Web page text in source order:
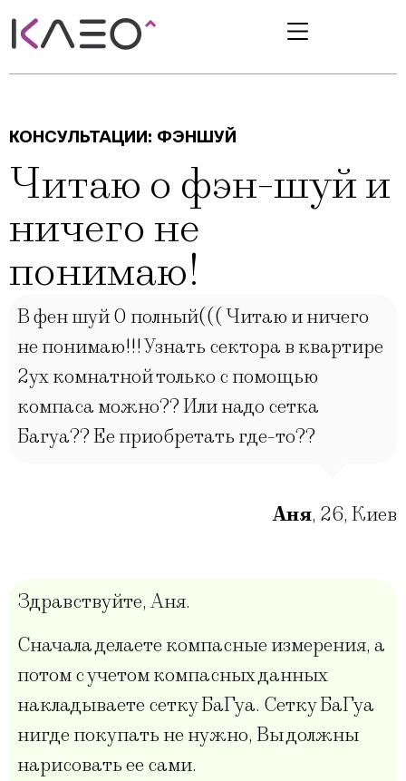
КОНСУЛЬТАЦИИ: ФЭНШУЙ
Читаю о фэн-шуй и
ничего не
понимаю!
В фен шуй 0 полный((( Читаю и ничего
не понимаю!!! Узнать сектора в квартире
2ух комнатной только с помощью
компаса можно?? Или надо сетка
Багуа?? Ее приобретать где-то??
Аня, 26, Киев
Здравствуйте, Аня.
Сначала делаете компасные измерения, а
потом с учетом компасных данных
накладываете сетку БаГуа. Сетку БаГуа
нигде покупать не нужно, Вы должны
нарисовать ее сами.